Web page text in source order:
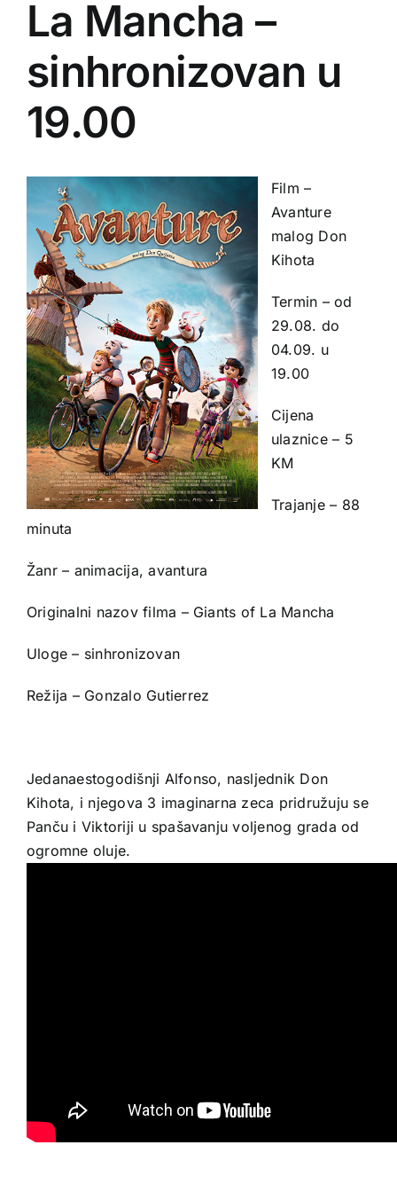
La Mancha –
sinhronizovan u
19.00
Film –
Avanture
malog Don
Kihota
Termin – od
29.08. do
04.09. u
19.00
Cijena
ulaznice – 5
KM
Trajanje – 88
minuta
Žanr – animacija, avantura
Originalni nazov filma – Giants of La Mancha
Uloge – sinhronizovan
Režija – Gonzalo Gutierrez
Jedanaestogodišnji Alfonso, nasljednik Don
Kihota, i njegova 3 imaginarna zeca pridružuju se
Panču i Viktoriji u spašavanju voljenog grada od
ogromne oluje.